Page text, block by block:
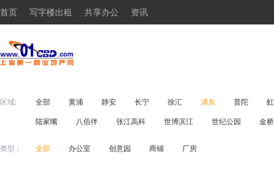
首页 写字楼出租 共享办公 资讯
区域: 全部 黄浦 静安 长宁 徐汇 浦东 普陀
陆家嘴
八佰伴 张江高科 世博滨江 世纪公园 金桥
类型： 全部 办公室 创意园 商铺 厂房